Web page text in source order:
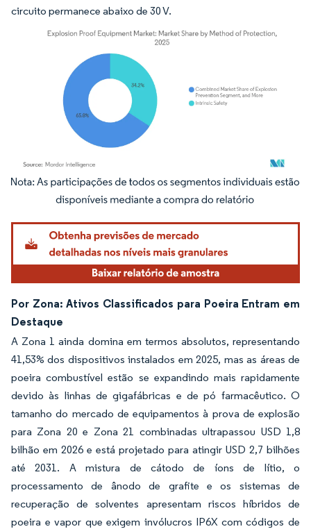
circuito permanece abaixo de 30 V.
Imagem © Mordor Intelligence. O reuso requer atribuição conforme CC BY 4.0.
Por Zona: Ativos Classificados para Poeira Entram em
Destaque
A Zona 1 ainda domina em termos absolutos, representando
41,53% dos dispositivos instalados em 2025, mas as áreas de
poeira combustível estão se expandindo mais rapidamente
devido às linhas de gigafábricas e de pó farmacêutico. O
tamanho do mercado de equipamentos à prova de explosão
para Zona 20 e Zona 21 combinadas ultrapassou USD 1,8
bilhão em 2026 e está projetado para atingir USD 2,7 bilhões
até 2031. A mistura de cátodo de íons de lítio, o
processamento de ânodo de grafite e os sistemas de
recuperação de solventes apresentam riscos híbridos de
poeira e vapor que exigem invólucros IP6X com códigos de